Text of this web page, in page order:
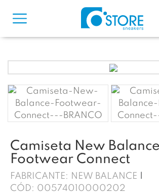
Camiseta New Balance
Footwear Connect
FABRICANTE: NEW BALANCE
CÓD: 00574010000202